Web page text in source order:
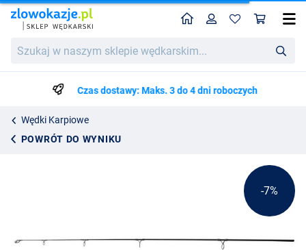
w
wędkarskim...
HomeProfil
Czas dostawy: Maks. 3 do 4 dni roboczych
Wędki Karpiowe
POWRÓT DO WYNIKU
Prologic Combat-Classic Shrink 10ft Wędka Karpiowa
252.99
235.74
-7%